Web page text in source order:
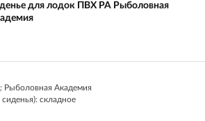
для лодок ПВХ РА Рыболовная
Рыболовная Академия
складное